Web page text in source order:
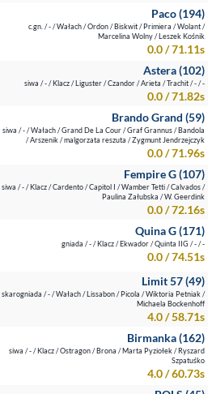
Paco (194)
c.gn. / - / Wałach / Ordon / Biskwit / Primiera / Wolant /
Marcelina Wolny / Leszek Kośnik
0.0 / 71.11s
Astera (102)
siwa / - / Klacz / Liguster / Czandor / Arieta / Trachit / - / -
0.0 / 71.82s
Brando Grand (59)
siwa / - / Wałach / Grand De La Cour / Graf Grannus / Bandola
/ Arszenik / malgorzata reszuta / Zygmunt Jendrzejczyk
0.0 / 71.96s
Fempire G (107)
siwa / - / Klacz / Cardento / Capitol I / Wamber Tetti / Calvados /
Paulina Załubska / W. Geerdink
0.0 / 72.16s
Quina G (171)
gniada / - / Klacz / Ekwador / Quinta IIG / - / -
0.0 / 74.51s
Limit 57 (49)
skarogniada / - / Wałach / Lissabon / Picola / Wiktoria Petniak /
Michaela Bockenhoff
4.0 / 58.71s
Birmanka (162)
siwa / - / Klacz / Ostragon / Brona / Marta Pyziołek / Ryszard
Szpatuśko
4.0 / 60.73s